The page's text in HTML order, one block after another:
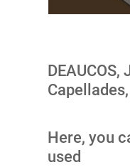
Here, you
used